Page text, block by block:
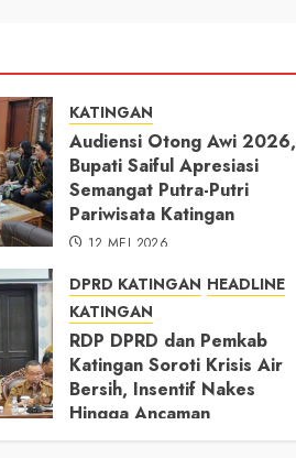
KATINGAN
Audiensi Otong Awi 2026,
Bupati Saiful Apresiasi
Semangat Putra-Putri
Pariwisata Katingan
12 MEI 2026
DPRD KATINGAN HEADLINE
KATINGAN
RDP DPRD dan Pemkab
Katingan Soroti Krisis Air
Bersih, Insentif Nakes
Hingga Ancaman
Pencemaran Sungai